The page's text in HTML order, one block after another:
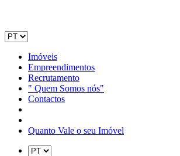
Imóveis
Empreendimentos
Recrutamento
" Quem Somos nós"
Contactos
Quanto Vale o seu Imóvel